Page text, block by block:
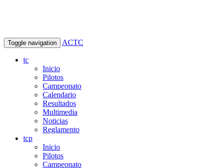
Toggle navigation ACTC
tc
Inicio
Pilotos
Campeonato
Calendario
Resultados
Multimedia
Noticias
Reglamento
tcp
Inicio
Pilotos
Campeonato